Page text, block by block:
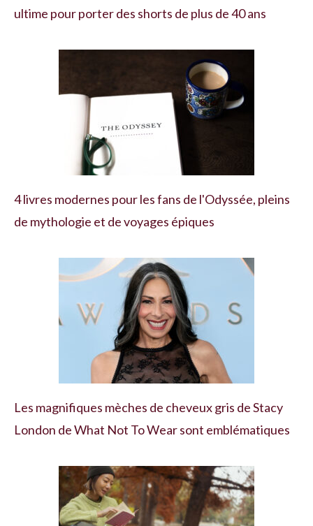
ultime pour porter des shorts de plus de 40 ans
4 livres modernes pour les fans de l'Odyssée, pleins
de mythologie et de voyages épiques
Les magnifiques mèches de cheveux gris de Stacy
London de What Not To Wear sont emblématiques